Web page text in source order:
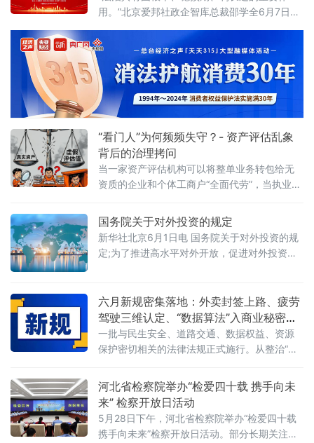
设与数字金融研究中心揭牌仪式既同期举办
的“法治筑基、商业有序——地方政府促进招商
引资和高质量发展路径”法治化营商环境建设
（公益）大
用。”北京爱邦社政企智库总裁邵学全6月7日在
研究中心揭牌仪式既同期举办的“法治筑基、商
业有序——地方政府促进招商引资和高质量发
展路径”法治化营商环境建设（公益）大讲堂
2026首期活动上发表书面发言，为地方政府招
商引资高质量发展提出五条法治路径。他指
出，推动高质量发展离不开法治的支撑和保
障，地方政
“看门人”为何频频失守？- 资产评估乱象
背后的治理拷问
当一家资产评估机构可以将整单业务转包给无
资质的企业和个体工商户“全面代劳”，当执业人
重要评估参数可以随意调整、评估依据可以凭
空缺失——这张资本市场“看门人”的名片，还剩
下几分信度？上述场景并非危言耸听。近日，
财政部公布的2025年度资产评估行业联合检查
评估机构、12名
国务院关于对外投资的规定
新华社北京6月1日电 国务院关于对外投资的规
定;为了推进高水平对外开放，促进对外投资高
全、发展利益，根据《中华人民共和国对外关
系法》、《中华人民共和国对外贸易法》等法
律，制定本规定。第二条&emsp;中华人民共和
国境内（以下简称中国境内）投资者对外投
六月新规密集落地：外卖封签上路、疲劳
驾驶三维认定、“数据算法”入商业秘密保
护范围
一批与民生安全、道路交通、数据权益、资源
保护密切相关的法律法规正式施行。从整治“幽
维判定到“开门杀”责任明确，从商业秘密保护扩
围到城乡供水统筹管理——多项新规聚焦社会
关切，织密权益保障网，守护公众日常生活。
网络餐饮全链条严管：外卖必须“封口”，商家必
河北省检察院举办“检爱四十载 携手向未
来” 检察开放日活动
5月28日下午，河北省检察院举办“检爱四十载
携手向未来”检察开放日活动。部分长期关注未